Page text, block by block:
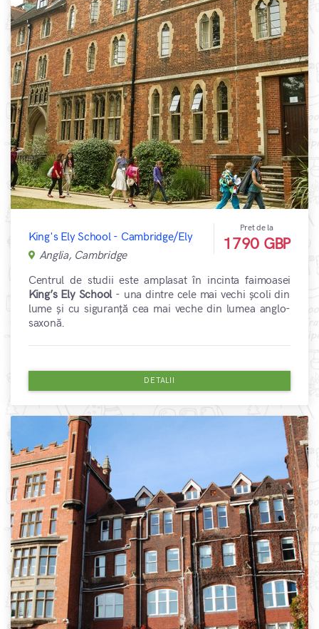
King's Ely School - Cambridge/Ely
Anglia, Cambridge
Pret de la
1790 GBP
Centrul de studii este amplasat în incinta faimoasei
King’s Ely School- una dintre cele mai vechi școli din
lume și cu siguranță cea mai veche din lumea anglo-
saxonă.
DETALII